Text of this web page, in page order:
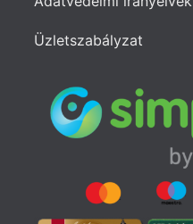
Üzletszabályzat